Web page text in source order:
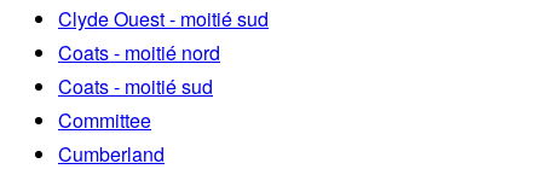
Clyde Ouest - moitié sud
Coats - moitié nord
Coats - moitié sud
Committee
Cumberland